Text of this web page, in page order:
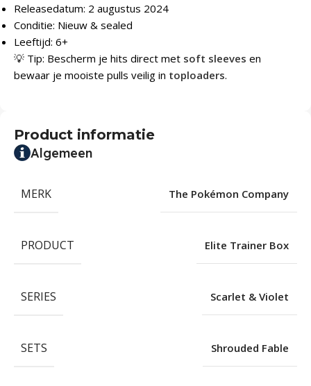
Releasedatum: 2 augustus 2024
Conditie: Nieuw & sealed
Leeftijd: 6+
💡 Tip: Bescherm je hits direct met soft sleeves en
bewaar je mooiste pulls veilig in toploaders.
Product informatie
Algemeen
MERK The Pokémon Company
PRODUCT Elite Trainer Box
SERIES Scarlet & Violet
SETS Shrouded Fable